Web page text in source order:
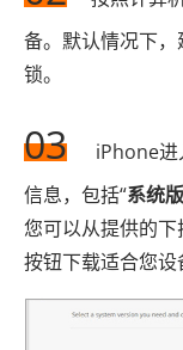
备。默认情况下
锁。
03
iPhone进
信息，包括“系统
您可以从提供的
按钮下载适合您设